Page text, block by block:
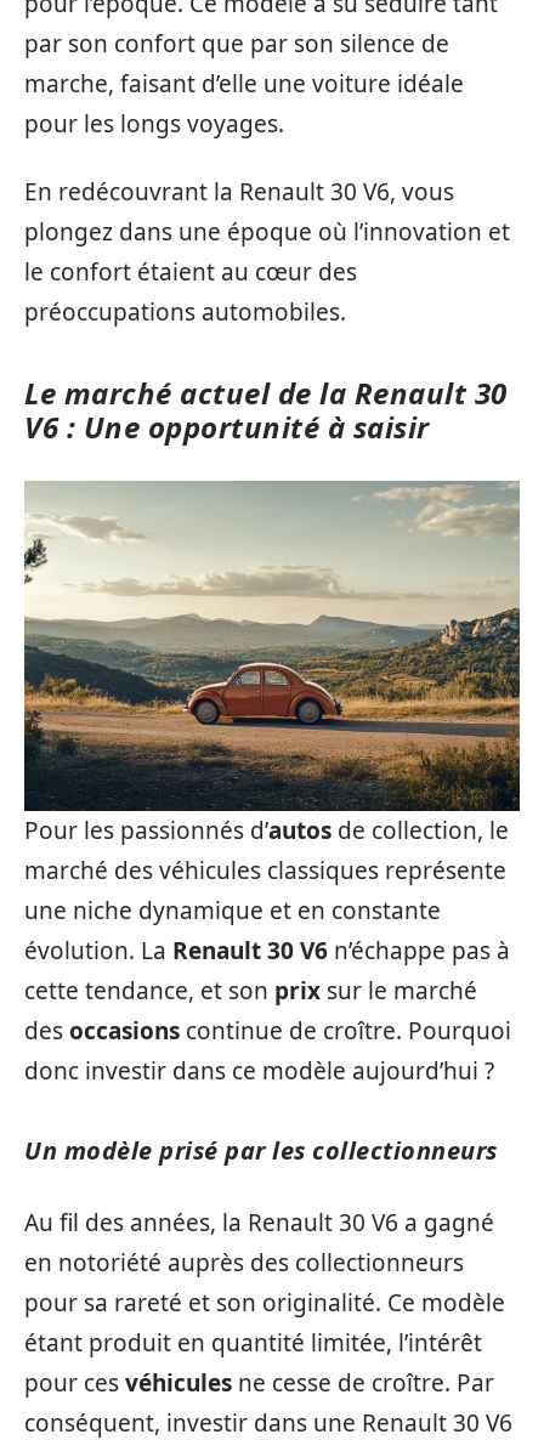
par son confort que par son silence de
marche, faisant d’elle une voiture idéale
pour les longs voyages.
En redécouvrant la Renault 30 V6, vous
plongez dans une époque où l’innovation et
le confort étaient au cœur des
préoccupations automobiles.
Le marché actuel de la Renault 30
V6 : Une opportunité à saisir
Pour les passionnés d’autos de collection, le
marché des véhicules classiques représente
une niche dynamique et en constante
évolution. La Renault 30 V6 n’échappe pas à
cette tendance, et son prix sur le marché
desoccasions continue de croître. Pourquoi
donc investir dans ce modèle aujourd’hui ?
Un modèle prisé par les collectionneurs
Au fil des années, la Renault 30 V6 a gagné
en notoriété auprès des collectionneurs
pour sa rareté et son originalité. Ce modèle
étant produit en quantité limitée, l’intérêt
pour cesvéhicules ne cesse de croître. Par
conséquent, investir dans une Renault 30 V6